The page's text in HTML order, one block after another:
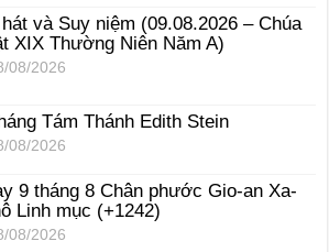
và Suy niệm (09.08.2026 – Chúa
XIX Thường Niên Năm A)
08/2026
Tám Thánh Edith Stein
08/2026
9 tháng 8 Chân phước Gio-an Xa-
Linh mục (+1242)
08/2026